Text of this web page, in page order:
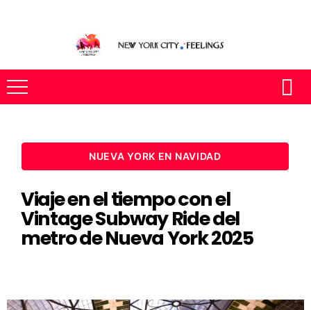
NUEVA YORK EN NAVIDAD
Viaje en el tiempo con el
Vintage Subway Ride del
metro de Nueva York 2025